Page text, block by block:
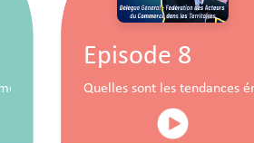
à travers la RSE
Episode 8
Quelles sont les tendances